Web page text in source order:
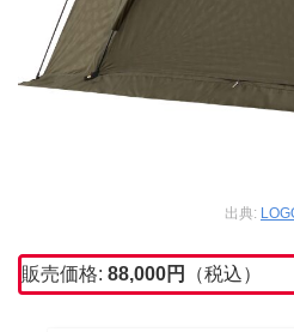
出典:
販売価格: 88,000円 （税込）